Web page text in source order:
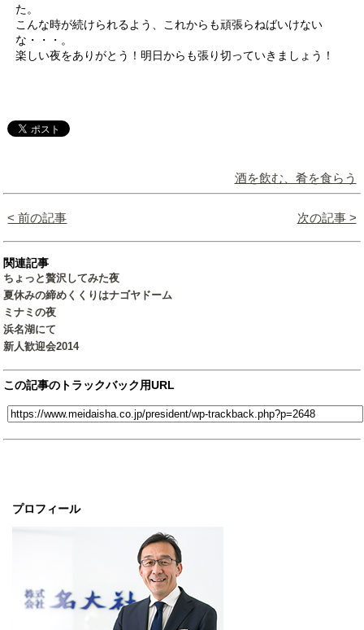
プロフィール
た。
こんな時が続けられるよう、これからも頑張らねばいけない
な・・・。
楽しい夜をありがとう！明日からも張り切っていきましょう！
酒を飲む、肴を食らう
< 前の記事 次の記事 >
関連記事
ちょっと贅沢してみた夜
夏休みの締めくくりはナゴヤドーム
ミナミの夜
浜名湖にて
新人歓迎会2014
この記事のトラックバック用URL